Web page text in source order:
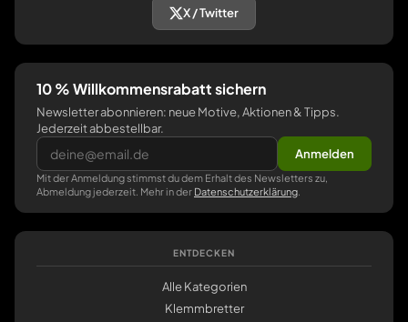
X / Twitter
10 % Willkommensrabatt sichern
Newsletter abonnieren: neue Motive, Aktionen & Tipps.
Jederzeit abbestellbar.
Anmelden
Mit der Anmeldung stimmst du dem Erhalt des Newsletters zu,
Abmeldung jederzeit. Mehr in der Datenschutzerklärung
ENTDECKEN
Alle Kategorien
Klemmbretter